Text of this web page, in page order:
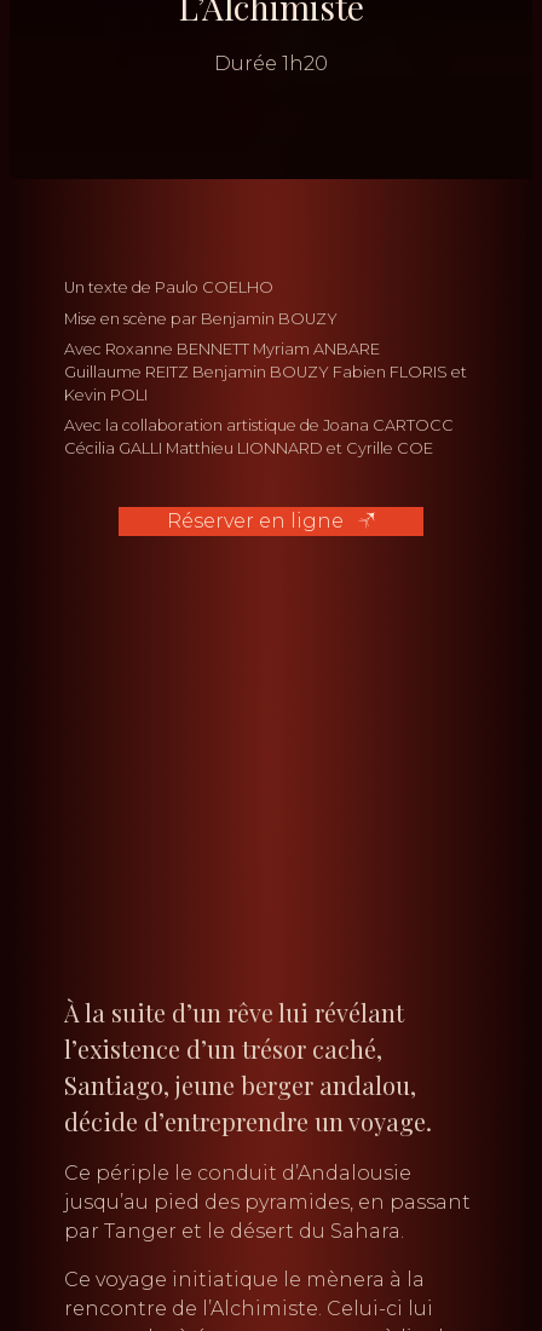
Durée 1h20
Un texte de Paulo COELHO
Mise en scène par Benjamin BOUZY
Avec Roxanne BENNETT Myriam ANBARE
Guillaume REITZ Benjamin BOUZY Fabien FLORIS
Kevin POLI
Avec la collaboration artistique de Joana CARTOCC
Cécilia GALLI Matthieu LIONNARD Cyrille COE
Réserver en ligne
À la suite d’un rêve lui révélant
l’existence d’un trésor caché,
Santiago, jeune berger andalou,
décide d’entreprendre un voyage.
Ce périple le conduit d’Andalousie
jusqu’au pied des pyramides, en passant
par Tanger et le désert du Sahara.
Ce voyage initiatique le mènera à la
rencontre de l’Alchimiste. Celui-ci lui